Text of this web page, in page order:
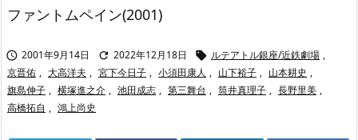
ファントムペイン(2001)
 2001年9月14日  2022年12月18日  ルテアトル銀座/近鉄劇場 ,
京晋佑 , 大高洋夫 , 宮下今日子 , 小須田康人 , 山下裕子 , 山本耕史 ,
旗島伸子 , 横塚進之介 , 池田成志 , 第三舞台 , 筒井真理子 , 長野里美 ,
高橋拓自 , 鴻上尚史